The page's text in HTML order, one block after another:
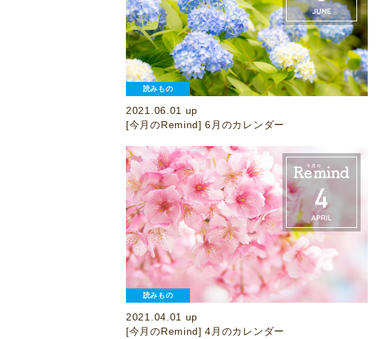
読みもの
2021.06.01 up
[今月のRemind] 6月のカレンダー
読みもの
2021.04.01 up
[今月のRemind] 4月のカレンダー